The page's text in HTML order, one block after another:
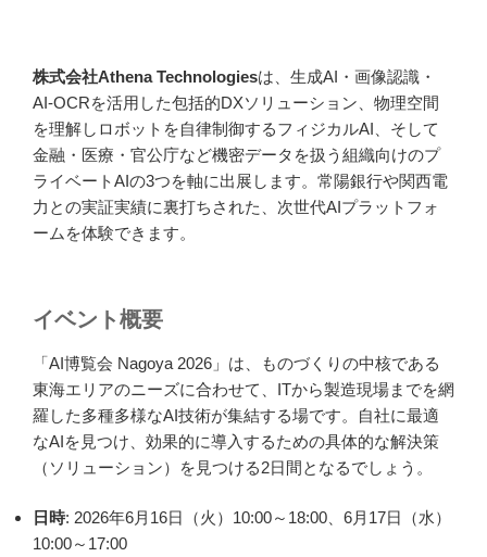
株式会社Athena Technologiesは、生成AI・画像認識・
AI-OCRを活用した包括的DXソリューション、物理空間
を理解しロボットを自律制御するフィジカルAI、そして
金融・医療・官公庁など機密データを扱う組織向けのプ
ライベートAIの3つを軸に出展します。常陽銀行や関西電
力との実証実績に裏打ちされた、次世代AIプラットフォ
ームを体験できます。
イベント概要
「AI博覧会 Nagoya 2026」は、ものづくりの中核である
東海エリアのニーズに合わせて、ITから製造現場までを網
羅した多種多様なAI技術が集結する場です。自社に最適
なAIを見つけ、効果的に導入するための具体的な解決策
（ソリューション）を見つける2日間となるでしょう。
日時: 2026年6月16日（火）10:00～18:00、6月17日（水）
10:00～17:00